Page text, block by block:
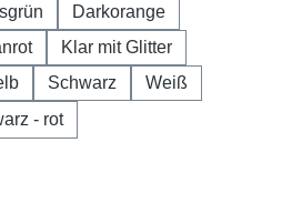
Darkorange
Klar mit Glitter
Schwarz
Weiß
- rot